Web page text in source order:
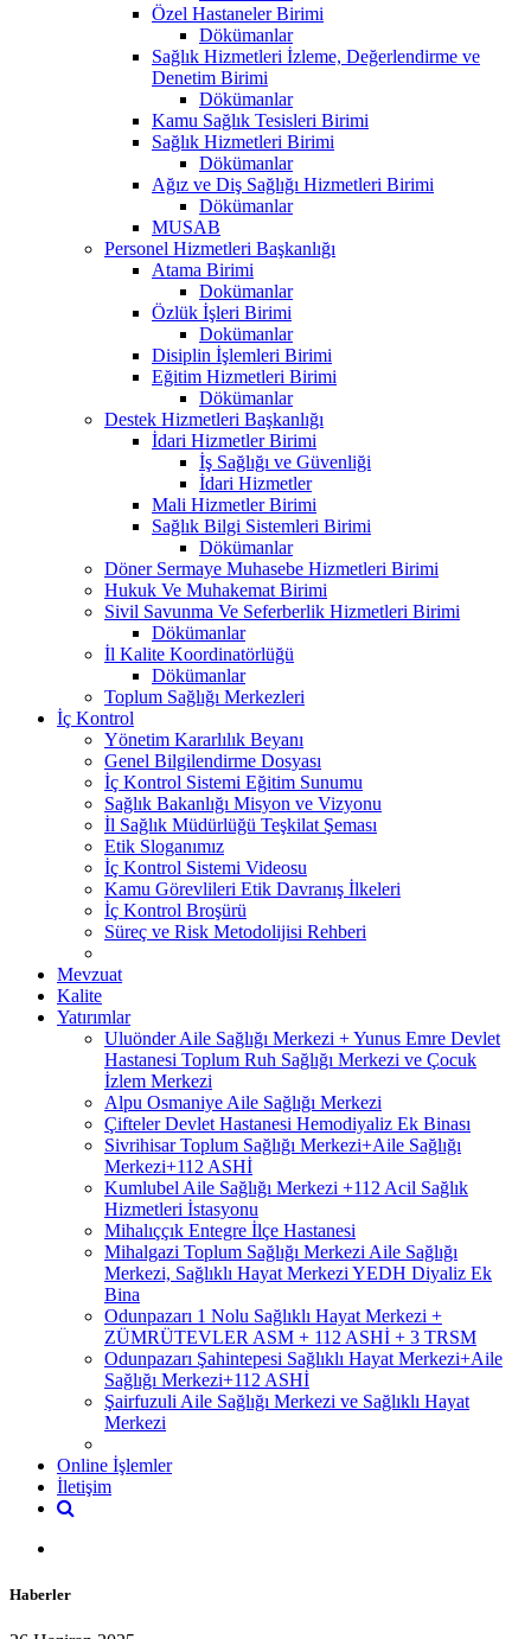
Özel Hastaneler Birimi
Dökümanlar
Sağlık Hizmetleri İzleme, Değerlendirme ve
Denetim Birimi
Dökümanlar
Kamu Sağlık Tesisleri Birimi
Sağlık Hizmetleri Birimi
Dökümanlar
Ağız ve Diş Sağlığı Hizmetleri Birimi
Dökümanlar
MUSAB
Personel Hizmetleri Başkanlığı
Atama Birimi
Dokümanlar
Özlük İşleri Birimi
Dokümanlar
Disiplin İşlemleri Birimi
Eğitim Hizmetleri Birimi
Dökümanlar
Destek Hizmetleri Başkanlığı
İdari Hizmetler Birimi
İş Sağlığı ve Güvenliği
İdari Hizmetler
Mali Hizmetler Birimi
Sağlık Bilgi Sistemleri Birimi
Dökümanlar
Döner Sermaye Muhasebe Hizmetleri Birimi
Hukuk Ve Muhakemat Birimi
Sivil Savunma Ve Seferberlik Hizmetleri Birimi
Dökümanlar
İl Kalite Koordinatörlüğü
Dökümanlar
Toplum Sağlığı Merkezleri
İç Kontrol
Yönetim Kararlılık Beyanı
Genel Bilgilendirme Dosyası
İç Kontrol Sistemi Eğitim Sunumu
Sağlık Bakanlığı Misyon ve Vizyonu
İl Sağlık Müdürlüğü Teşkilat Şeması
Etik Sloganımız
İç Kontrol Sistemi Videosu
Kamu Görevlileri Etik Davranış İlkeleri
İç Kontrol Broşürü
Süreç ve Risk Metodolijisi Rehberi
Mevzuat
Kalite
Yatırımlar
Uluönder Aile Sağlığı Merkezi + Yunus Emre Devlet
Hastanesi Toplum Ruh Sağlığı Merkezi ve Çocuk
İzlem Merkezi
Alpu Osmaniye Aile Sağlığı Merkezi
Çifteler Devlet Hastanesi Hemodiyaliz Ek Binası
Sivrihisar Toplum Sağlığı Merkezi+Aile Sağlığı
Merkezi+112 ASHİ
Kumlubel Aile Sağlığı Merkezi +112 Acil Sağlık
Hizmetleri İstasyonu
Mihalıççık Entegre İlçe Hastanesi
Mihalgazi Toplum Sağlığı Merkezi Aile Sağlığı
Merkezi, Sağlıklı Hayat Merkezi YEDH Diyaliz Ek
Bina
Odunpazarı 1 Nolu Sağlıklı Hayat Merkezi +
ZÜMRÜTEVLER ASM + 112 ASHİ + 3 TRSM
Odunpazarı Şahintepesi Sağlıklı Hayat Merkezi+Aile
Sağlığı Merkezi+112 ASHİ
Şairfuzuli Aile Sağlığı Merkezi ve Sağlıklı Hayat
Merkezi
Online İşlemler
İletişim
Haberler